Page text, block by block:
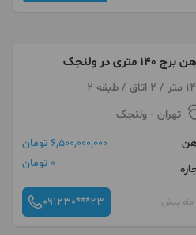
140 متری در ولنجک
/ طبقه 2
تهران - ولنجک
6,500,000,000 تومان
0 تومان
091230***23